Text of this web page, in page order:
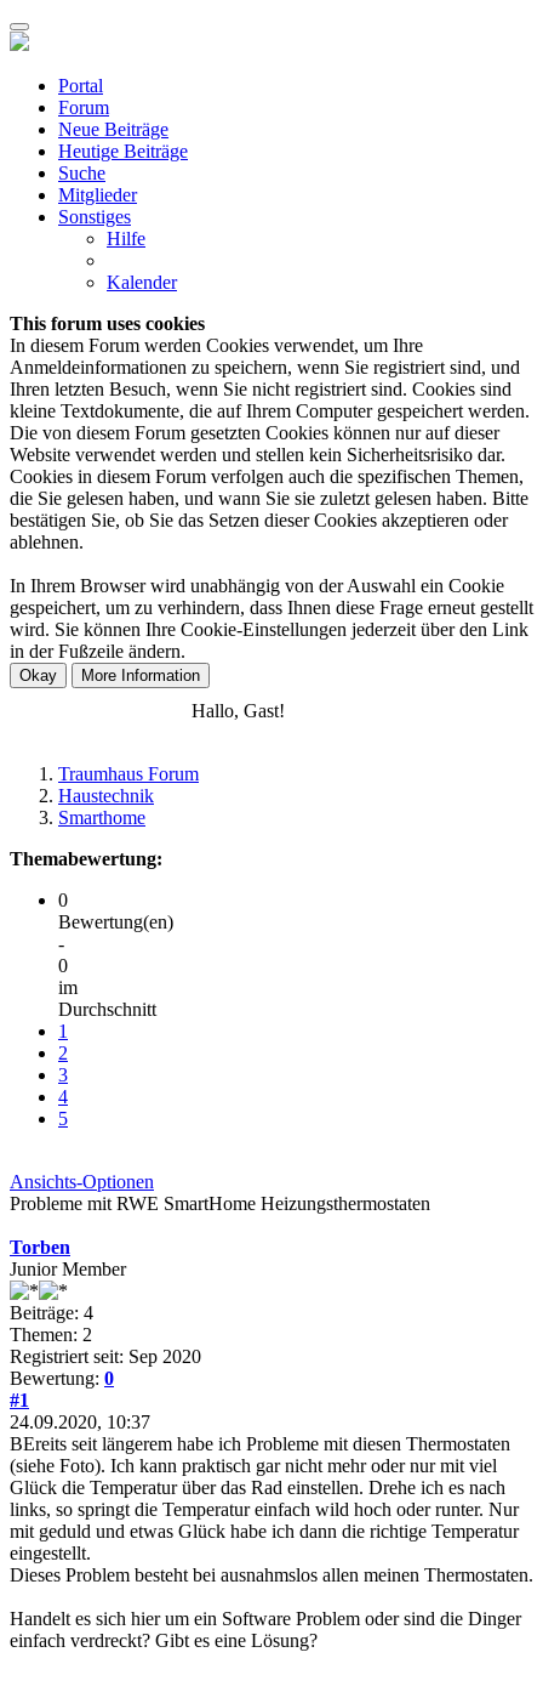
Portal
Forum
Neue Beiträge
Heutige Beiträge
Suche
Mitglieder
Sonstiges
Hilfe
Kalender
This forum uses cookies
In diesem Forum werden Cookies verwendet, um Ihre
Anmeldeinformationen zu speichern, wenn Sie registriert sind, und
Ihren letzten Besuch, wenn Sie nicht registriert sind. Cookies sind
kleine Textdokumente, die auf Ihrem Computer gespeichert werden.
Die von diesem Forum gesetzten Cookies können nur auf dieser
Website verwendet werden und stellen kein Sicherheitsrisiko dar.
Cookies in diesem Forum verfolgen auch die spezifischen Themen,
die Sie gelesen haben, und wann Sie sie zuletzt gelesen haben. Bitte
bestätigen Sie, ob Sie das Setzen dieser Cookies akzeptieren oder
ablehnen.
In Ihrem Browser wird unabhängig von der Auswahl ein Cookie
gespeichert, um zu verhindern, dass Ihnen diese Frage erneut gestellt
wird. Sie können Ihre Cookie-Einstellungen jederzeit über den Link
in der Fußzeile ändern.
Hallo, Gast!
Traumhaus Forum
Haustechnik
Smarthome
Themabewertung:
0
Bewertung(en)
-
0
im
Durchschnitt
1
2
3
4
5
Ansichts-Optionen
Probleme mit RWE SmartHome Heizungsthermostaten
Torben
Junior Member
Beiträge: 4
Themen: 2
Registriert seit: Sep 2020
Bewertung: 0
#1
24.09.2020, 10:37
BEreits seit längerem habe ich Probleme mit diesen Thermostaten
(siehe Foto). Ich kann praktisch gar nicht mehr oder nur mit viel
Glück die Temperatur über das Rad einstellen. Drehe ich es nach
links, so springt die Temperatur einfach wild hoch oder runter. Nur
mit geduld und etwas Glück habe ich dann die richtige Temperatur
eingestellt.
Dieses Problem besteht bei ausnahmslos allen meinen Thermostaten.
Handelt es sich hier um ein Software Problem oder sind die Dinger
einfach verdreckt? Gibt es eine Lösung?